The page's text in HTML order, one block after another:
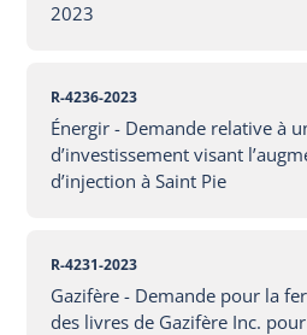
2023
R-4236-2023
Énergir - Demande relative à
d’investissement visant
d’injection à Saint Pie
R-4231-2023
Gazifère - Demande pour la
des livres de Gazifère Inc.